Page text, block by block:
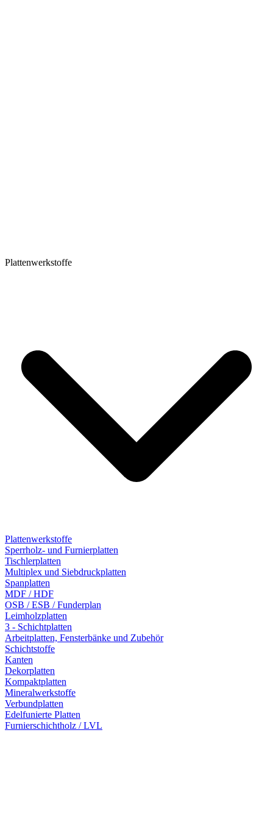
Plattenwerkstoffe
Plattenwerkstoffe
Sperrholz- und Furnierplatten
Tischlerplatten
Multiplex und Siebdruckplatten
Spanplatten
MDF / HDF
OSB / ESB / Funderplan
Leimholzplatten
3 - Schichtplatten
Arbeitplatten, Fensterbänke und Zubehör
Schichtstoffe
Kanten
Dekorplatten
Kompaktplatten
Mineralwerkstoffe
Verbundplatten
Edelfunierte Platten
Furnierschichtholz / LVL